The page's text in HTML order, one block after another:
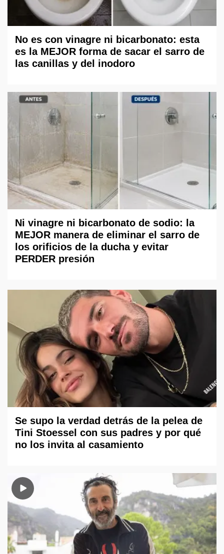
No es con vinagre ni bicarbonato: esta
es la MEJOR forma de sacar el sarro de
las canillas y del inodoro
Ni vinagre ni bicarbonato de sodio: la
MEJOR manera de eliminar el sarro de
los orificios de la ducha y evitar
PERDER presión
Se supo la verdad detrás de la pelea de
Tini Stoessel con sus padres y por qué
no los invita al casamiento